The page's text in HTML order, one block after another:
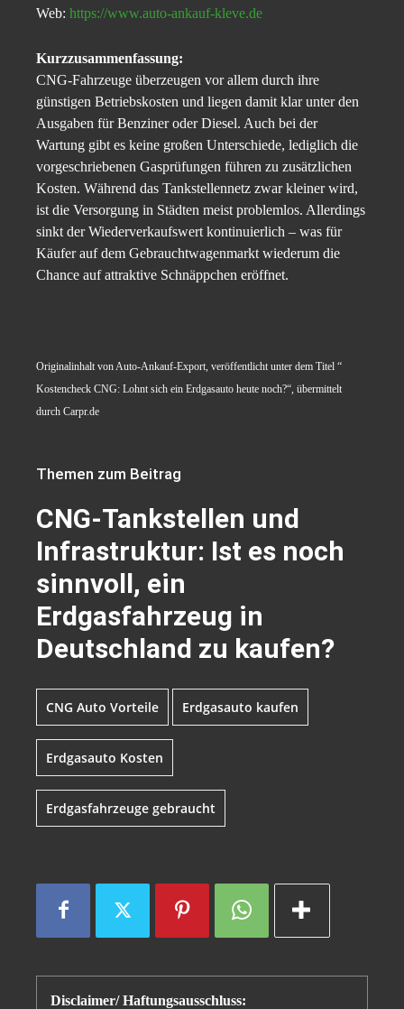
Web: https://www.auto-ankauf-kleve.de
Kurzzusammenfassung:
CNG-Fahrzeuge überzeugen vor allem durch ihre
günstigen Betriebskosten und liegen damit klar unter den
Ausgaben für Benziner oder Diesel. Auch bei der
Wartung gibt es keine großen Unterschiede, lediglich die
vorgeschriebenen Gasprüfungen führen zu zusätzlichen
Kosten. Während das Tankstellennetz zwar kleiner wird,
ist die Versorgung in Städten meist problemlos. Allerdings
sinkt der Wiederverkaufswert kontinuierlich – was für
Käufer auf dem Gebrauchtwagenmarkt wiederum die
Chance auf attraktive Schnäppchen eröffnet.
Originalinhalt von Auto-Ankauf-Export, veröffentlicht unter dem Titel “
Kostencheck CNG: Lohnt sich ein Erdgasauto heute noch?“, übermittelt
durch Carpr.de
Themen zum Beitrag
CNG-Tankstellen und
Infrastruktur: Ist es noch
sinnvoll, ein
Erdgasfahrzeug in
Deutschland zu kaufen?
CNG Auto Vorteile Erdgasauto kaufen
Erdgasauto Kosten
Erdgasfahrzeuge gebraucht
Disclaimer/ Haftungsausschluss: